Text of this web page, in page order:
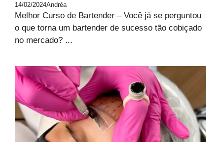
14/02/2024Andréa
Melhor Curso de Bartender – Você já se perguntou
o que torna um bartender de sucesso tão cobiçado
no mercado? ...